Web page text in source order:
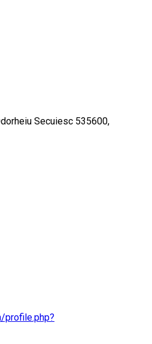
Secuiesc 535600,
profile.php?